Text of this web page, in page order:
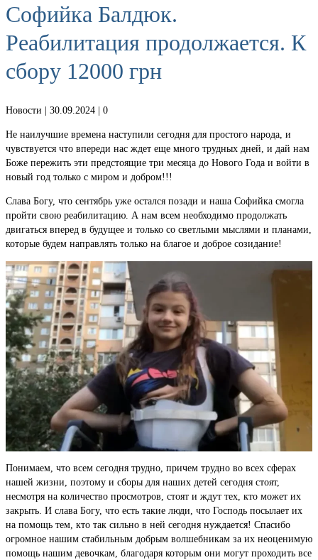
Софийка Балдюк.
Реабилитация продолжается. К
сбору 12000 грн
Новости | 30.09.2024 | 0
Не наилучшие времена наступили сегодня для простого народа, и
чувствуется что впереди нас ждет еще много трудных дней, и дай нам
Боже пережить эти предстоящие три месяца до Нового Года и войти в
новый год только с миром и добром!!!
Слава Богу, что сентябрь уже остался позади и наша Софийка смогла
пройти свою реабилитацию. А нам всем необходимо продолжать
двигаться вперед в будущее и только со светлыми мыслями и планами,
которые будем направлять только на благое и доброе созидание!
Понимаем, что всем сегодня трудно, причем трудно во всех сферах
нашей жизни, поэтому и сборы для наших детей сегодня стоят,
несмотря на количество просмотров, стоят и ждут тех, кто может их
закрыть. И слава Богу, что есть такие люди, что Господь посылает их
на помощь тем, кто так сильно в ней сегодня нуждается! Спасибо
огромное нашим стабильным добрым волшебникам за их неоценимую
помощь нашим девочкам, благодаря которым они могут проходить все